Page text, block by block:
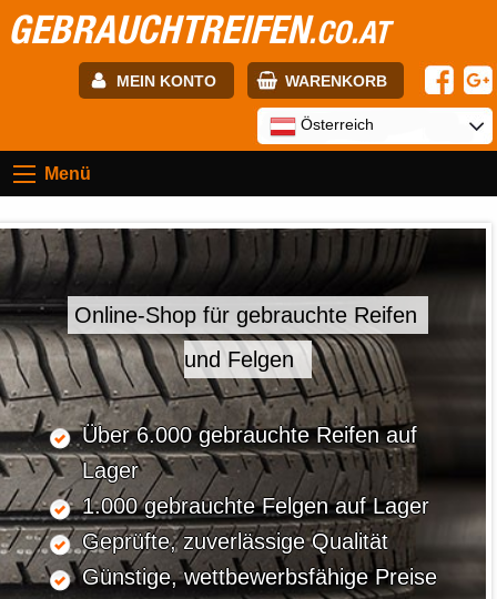
GEBRAUCHTREIFEN.CO.AT
MEIN KONTO WARENKORB
Passwort:
Registrierung
Österreich
Menü
Online-Shop für gebrauchte Reifen
und Felgen
Über 6.000 gebrauchte Reifen auf
Lager
1.000 gebrauchte Felgen auf Lager
Geprüfte, zuverlässige Qualität
Günstige, wettbewerbsfähige Preise